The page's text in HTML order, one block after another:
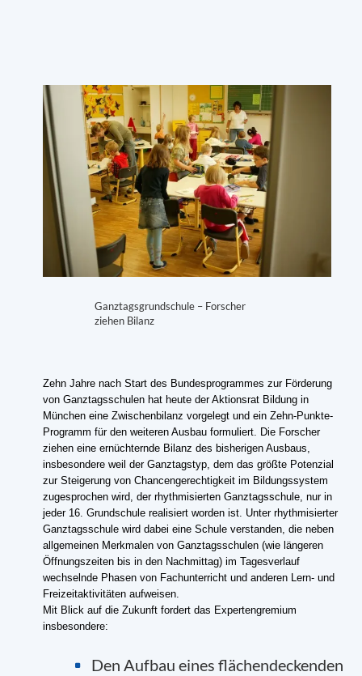
Ganztagsgrundschule – Forscher
ziehen Bilanz
Zehn Jahre nach Start des Bundesprogrammes zur Förderung
von Ganztagsschulen hat heute der Aktionsrat Bildung in
München eine Zwischenbilanz vorgelegt und ein Zehn-Punkte-
Programm für den weiteren Ausbau formuliert. Die Forscher
ziehen eine ernüchternde Bilanz des bisherigen Ausbaus,
insbesondere weil der Ganztagstyp, dem das größte Potenzial
zur Steigerung von Chancengerechtigkeit im Bildungssystem
zugesprochen wird, der rhythmisierten Ganztagsschule, nur in
jeder 16. Grundschule realisiert worden ist. Unter rhythmisierter
Ganztagsschule wird dabei eine Schule verstanden, die neben
allgemeinen Merkmalen von Ganztagsschulen (wie längeren
Öffnungszeiten bis in den Nachmittag) im Tagesverlauf
wechselnde Phasen von Fachunterricht und anderen Lern- und
Freizeitaktivitäten aufweisen.
Mit Blick auf die Zukunft fordert das Expertengremium
insbesondere:
Den Aufbau eines flächendeckenden